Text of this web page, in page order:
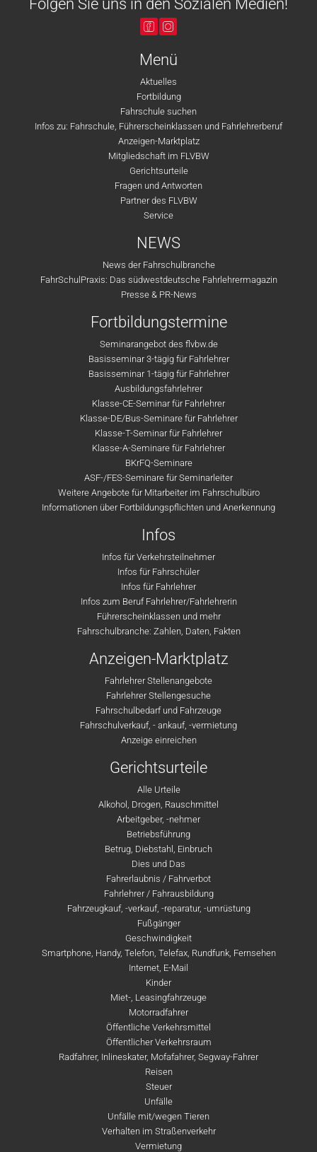
Folgen Sie uns in den Sozialen Medien!
Menü
Aktuelles
Fortbildung
Fahrschule suchen
Infos zu: Fahrschule, Führerscheinklassen und Fahrlehrerberuf
Anzeigen-Marktplatz
Mitgliedschaft im FLVBW
Gerichtsurteile
Fragen und Antworten
Partner des FLVBW
Service
NEWS
News der Fahrschulbranche
FahrSchulPraxis: Das südwestdeutsche Fahrlehrermagazin
Presse & PR-News
Fortbildungstermine
Seminarangebot des flvbw.de
Basisseminar 3-tägig für Fahrlehrer
Basisseminar 1-tägig für Fahrlehrer
Ausbildungsfahrlehrer
Klasse-CE-Seminar für Fahrlehrer
Klasse-DE/Bus-Seminare für Fahrlehrer
Klasse-T-Seminar für Fahrlehrer
Klasse-A-Seminare für Fahrlehrer
BKrFQ-Seminare
ASF-/FES-Seminare für Seminarleiter
Weitere Angebote für Mitarbeiter im Fahrschulbüro
Informationen über Fortbildungspflichten und Anerkennung
Infos
Infos für Verkehrsteilnehmer
Infos für Fahrschüler
Infos für Fahrlehrer
Infos zum Beruf Fahrlehrer/Fahrlehrerin
Führerscheinklassen und mehr
Fahrschulbranche: Zahlen, Daten, Fakten
Anzeigen-Marktplatz
Fahrlehrer Stellenangebote
Fahrlehrer Stellengesuche
Fahrschulbedarf und Fahrzeuge
Fahrschulverkauf, - ankauf, -vermietung
Anzeige einreichen
Gerichtsurteile
Alle Urteile
Alkohol, Drogen, Rauschmittel
Arbeitgeber, -nehmer
Betriebsführung
Betrug, Diebstahl, Einbruch
Dies und Das
Fahrerlaubnis / Fahrverbot
Fahrlehrer / Fahrausbildung
Fahrzeugkauf, -verkauf, -reparatur, -umrüstung
Fußgänger
Geschwindigkeit
Smartphone, Handy, Telefon, Telefax, Rundfunk, Fernsehen
Internet, E-Mail
Kinder
Miet-, Leasingfahrzeuge
Motorradfahrer
Öffentliche Verkehrsmittel
Öffentlicher Verkehrsraum
Radfahrer, Inlineskater, Mofafahrer, Segway-Fahrer
Reisen
Steuer
Unfälle
Unfälle mit/wegen Tieren
Verhalten im Straßenverkehr
Vermietung